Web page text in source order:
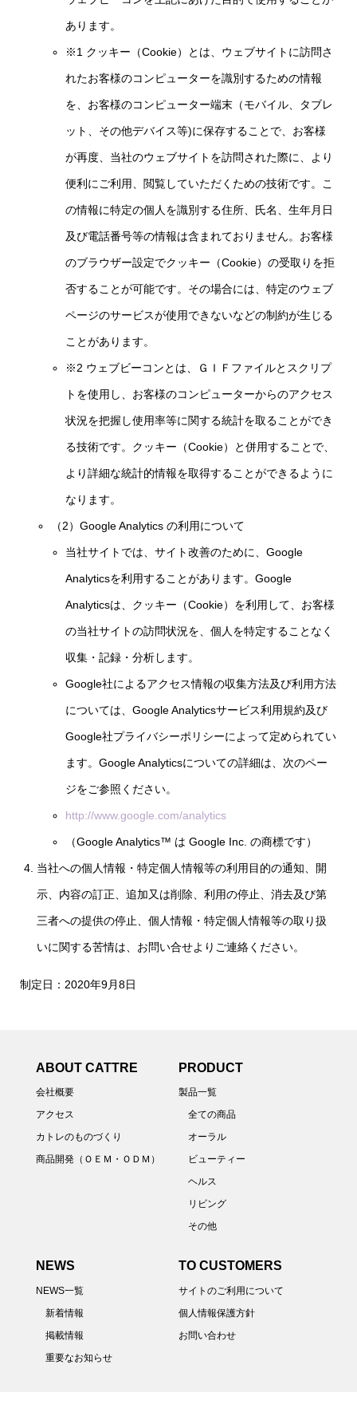
あります。
※1 クッキー（Cookie）とは、ウェブサイトに訪問さ
れたお客様のコンピューターを識別するための情報
を、お客様のコンピューター端末（モバイル、タブレ
ット、その他デバイス等)に保存することで、お客様
が再度、当社のウェブサイトを訪問された際に、より
便利にご利用、閲覧していただくための技術です。こ
の情報に特定の個人を識別する住所、氏名、生年月日
及び電話番号等の情報は含まれておりません。お客様
のブラウザー設定でクッキー（Cookie）の受取りを拒
否することが可能です。その場合には、特定のウェブ
ページのサービスが使用できないなどの制約が生じる
ことがあります。
※2 ウェブビーコンとは、ＧＩＦファイルとスクリプ
トを使用し、お客様のコンピューターからのアクセス
状況を把握し使用率等に関する統計を取ることができ
る技術です。クッキー（Cookie）と併用することで、
より詳細な統計的情報を取得することができるように
なります。
（2）Google Analytics の利用について
当社サイトでは、サイト改善のために、Google
Analyticsを利用することがあります。Google
Analyticsは、クッキー（Cookie）を利用して、お客様
の当社サイトの訪問状況を、個人を特定することなく
収集・記録・分析します。
Google社によるアクセス情報の収集方法及び利用方法
については、Google Analyticsサービス利用規約及び
Google社プライバシーポリシーによって定められてい
ます。Google Analyticsについての詳細は、次のペー
ジをご参照ください。
http://www.google.com/analytics
（Google Analytics™ は Google Inc. の商標です）
当社への個人情報・特定個人情報等の利用目的の通知、開
示、内容の訂正、追加又は削除、利用の停止、消去及び第
三者への提供の停止、個人情報・特定個人情報等の取り扱
いに関する苦情は、お問い合せよりご連絡ください。
制定日：2020年9月8日
ABOUT CATTRE
会社概要
アクセス
カトレのものづくり
商品開発（ＯＥＭ・ＯＤＭ）
PRODUCT
製品一覧
全ての商品
オーラル
ビューティー
ヘルス
リビング
その他
NEWS
NEWS一覧
新着情報
掲載情報
重要なお知らせ
TO CUSTOMERS
サイトのご利用について
個人情報保護方針
お問い合わせ